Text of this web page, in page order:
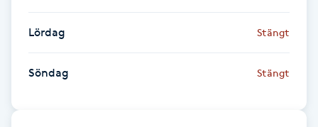
Gellack med förstärkning
Gravidyoga
Lördag Stängt
Söndag Stängt